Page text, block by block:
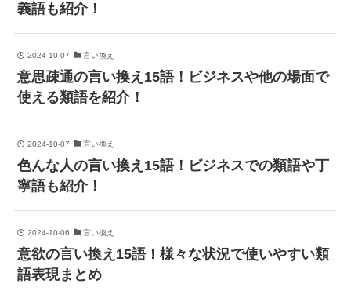
義語も紹介！
2024-10-07 言い換え
意思疎通の言い換え15語！ビジネスや他の場面で
使える類語を紹介！
2024-10-07 言い換え
色んな人の言い換え15語！ビジネスでの類語や丁
寧語も紹介！
2024-10-06 言い換え
意欲の言い換え15語！様々な状況で使いやすい類
語表現まとめ